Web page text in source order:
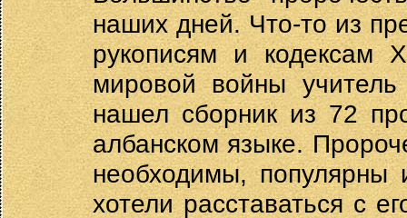
наших дней. Что-то из
рукописям и кодексам
мировой войны
нашел сборник из 72
албанском языке.
необходимы,
хотели расставаться с